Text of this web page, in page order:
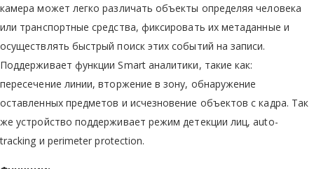
камера может легко различать объекты определяя человека
или транспортные средства, фиксировать их метаданные и
осуществлять быстрый поиск этих событий на записи.
Поддерживает функции Smart аналитики, такие как:
пересечение линии, вторжение в зону, обнаружение
оставленных предметов и исчезновение объектов с кадра. Так
же устройство поддерживает режим детекции лиц, auto-
tracking и perimeter protection.